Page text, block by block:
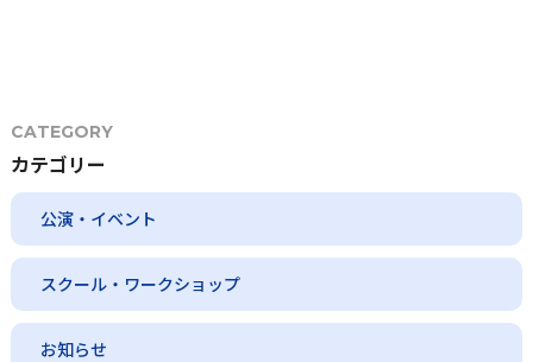
CATEGORY
カテゴリー
公演・イベント
スクール・ワークショップ
お知らせ